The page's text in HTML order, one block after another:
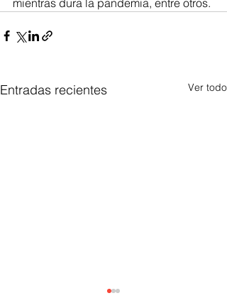
mientras dura la pandemia, entre otros.
Entradas recientes Ver todo